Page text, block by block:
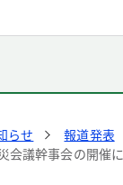
らせ 報道発表
会議幹事会の開催